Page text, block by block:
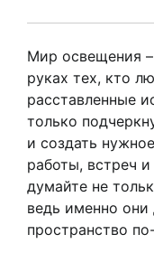
Мир освещения
руках тех, кто
расставленные
только
и создать
работы, встреч
думайте не
ведь именно
пространство